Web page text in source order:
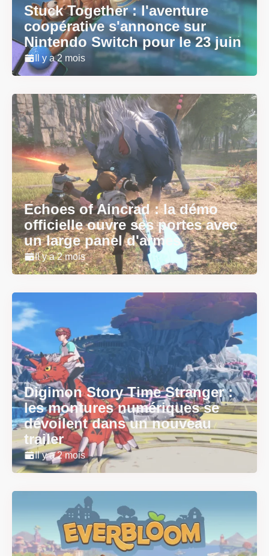
Stuck Together : l'aventure
coopérative s'annonce sur
Nintendo Switch pour le 23 juin
Il y a 2 mois
Echoes of Aincrad : la démo
officielle ouvre ses portes avec
un large panel d'armes
Il y a 2 mois
Digimon Story Time Stranger :
les montures numériques se
dévoilent dans un nouveau
trailer
Il y a 2 mois